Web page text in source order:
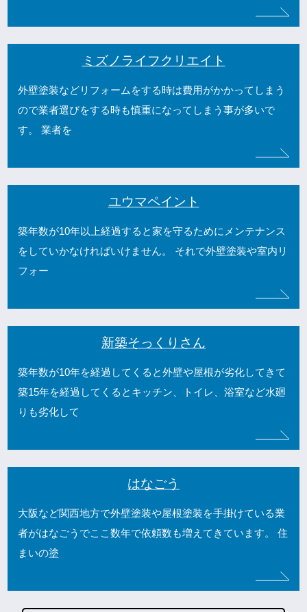
ミズノライフクリエイト
外壁塗装などリフォームをする時は費用がかかってしまう
ので業者選びをする時も慎重になってしまう事が多いで
す。 業者を
ユウマペイント
築年数が10年以上経過すると家を守るためにメンテナンス
をしていかなければいけません。 それで外壁塗装や室内リ
フォー
新築そっくりさん
築年数が10年を経過してくると外壁や屋根が劣化してきて
築15年を経過してくるとキッチン、トイレ、浴室など水廻
りも劣化して
はなごう
大阪など関西地方で外壁塗装や屋根塗装を手掛けている業
者がはなごうでここ数年で依頼数も増えてきています。 住
まいの塗